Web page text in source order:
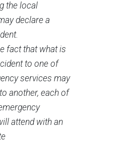
the local
declare a
fact that what is
to one of
services may
another, each of
attend with an